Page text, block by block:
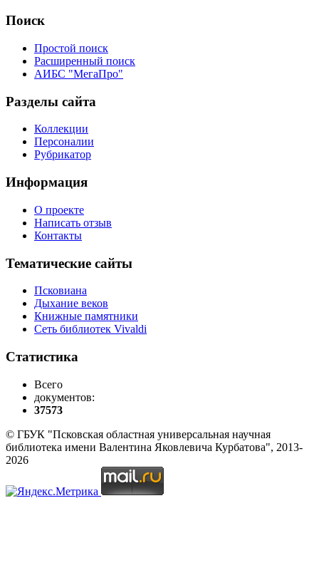
Поиск
Простой поиск
Расширенный поиск
АИБС "МегаПро"
Разделы сайта
Коллекции
Персоналии
Рубрикатор
Информация
О проекте
Написать отзыв
Контакты
Тематические сайты
Псковиана
Дыхание веков
Книжные памятники
Сеть библиотек Vivaldi
Статистика
Всего
документов:
37573
© ГБУК "Псковская областная универсальная научная
библиотека имени Валентина Яковлевича Курбатова", 2013-
2026